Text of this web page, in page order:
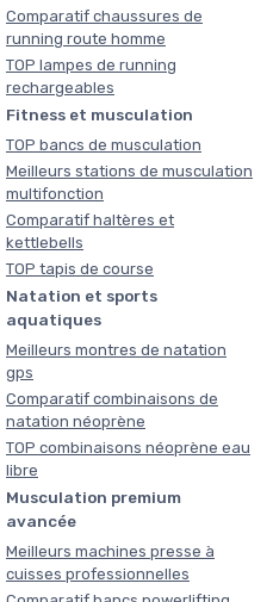
Comparatif chaussures de
running route homme
TOP lampes de running
rechargeables
Fitness et musculation
TOP bancs de musculation
Meilleurs stations de musculation
multifonction
Comparatif haltères et
kettlebells
TOP tapis de course
Natation et sports
aquatiques
Meilleurs montres de natation
gps
Comparatif combinaisons de
natation néoprène
TOP combinaisons néoprène eau
libre
Musculation premium
avancée
Meilleurs machines presse à
cuisses professionnelles